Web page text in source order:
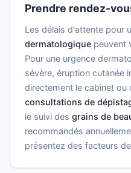
Prendre rendez-
Les délais d'attente pour
dermatologique peuvent
Pour une urgence
sévère, éruption cutanée
directement le cabinet ou
consultations de
le suivi des grains de
recommandés
présentez des facteurs